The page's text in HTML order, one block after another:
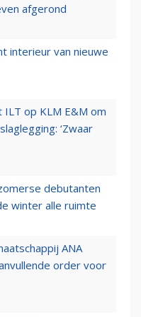
afgerond
interieur van nieuwe
op KLM E&M om
‘Zwaar
debutanten
winter alle ruimte
ANA
order voor